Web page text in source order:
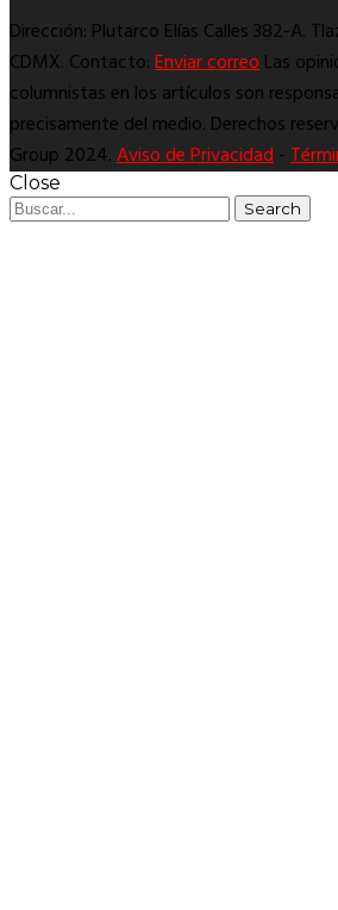
Dirección: Plutarco Elías Calles 382-A.
CDMX. Contacto:Enviar correoLas
columnistas en los artículos son
precisamente del medio. Derechos
Group 2024.Aviso de Privacidad-
Close